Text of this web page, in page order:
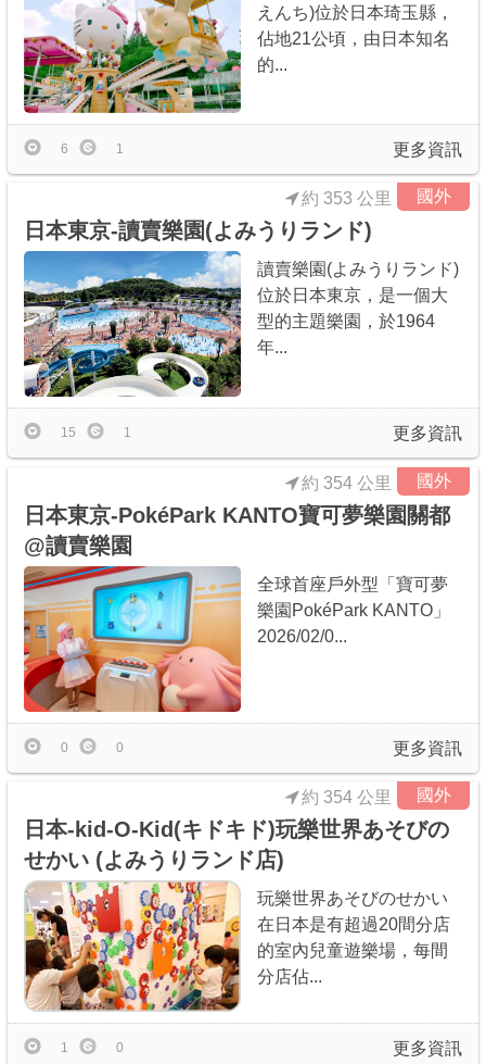
えんち)位於日本琦玉縣，
佔地21公頃，由日本知名
的...
更多資訊
6 1
國外
日本東京-讀賣樂園(よみうりランド)
約 353 公里
讀賣樂園(よみうりランド)
位於日本東京，是一個大
型的主題樂園，於1964
年...
更多資訊
15 1
國外
日本東京-PokéPark KANTO寶可夢樂園關都
@讀賣樂園
約 354 公里
全球首座戶外型「寶可夢
樂園PokéPark KANTO」
2026/02/0...
更多資訊
0 0
國外
日本-kid-O-Kid(キドキド)玩樂世界あそびの
せかい (よみうりランド店)
約 354 公里
玩樂世界あそびのせかい
在日本是有超過20間分店
的室內兒童遊樂場，每間
分店佔...
更多資訊
1 0